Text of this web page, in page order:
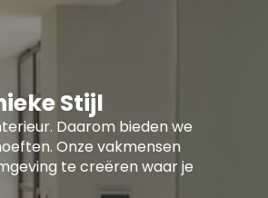
Stijl
Daarom bieden we
Onze vakmensen
te creëren waar je